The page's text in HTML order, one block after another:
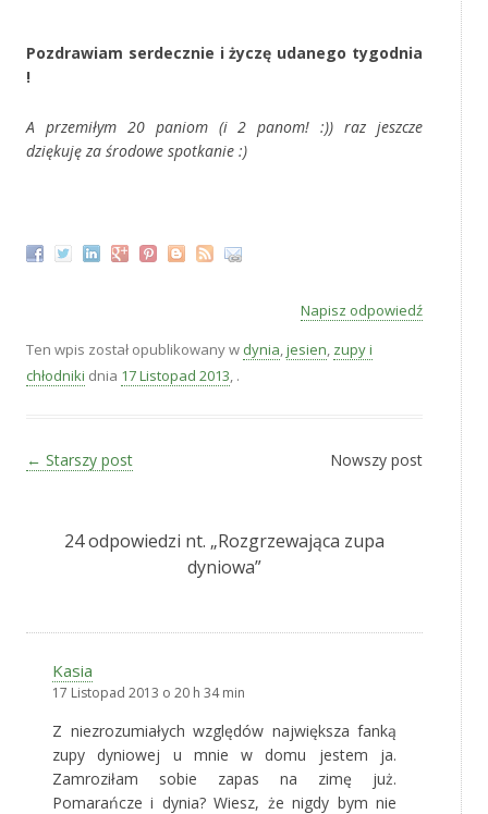
Pozdrawiam serdecznie i życzę udanego tygodnia
!
A przemiłym 20 paniom (i 2 panom! :)) raz jeszcze
dziękuję za środowe spotkanie :)
Napisz odpowiedź
Ten wpis został opublikowany w dynia,jesien, zupy i
chłodniki dnia 17 Listopad 2013, .
Zobacz wpisy
← Starszy post Nowszy post
24 odpowiedzi nt. „Rozgrzewająca zupa
dyniowa”
Kasia
17 Listopad 2013 o 20 h 34 min
Z niezrozumiałych względów największa fanką
zupy dyniowej u mnie w domu jestem ja.
Zamroziłam sobie zapas na zimę już.
Pomarańcze i dynia? Wiesz, że nigdy bym nie